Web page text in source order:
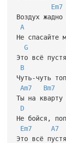
Em7
Воздух
A
Не спасайте
G
Это всё
B
Чуть-чуть
Am7
Bm7
Ты на кварту
D
Не бойся,
Em7
A7
Это всё